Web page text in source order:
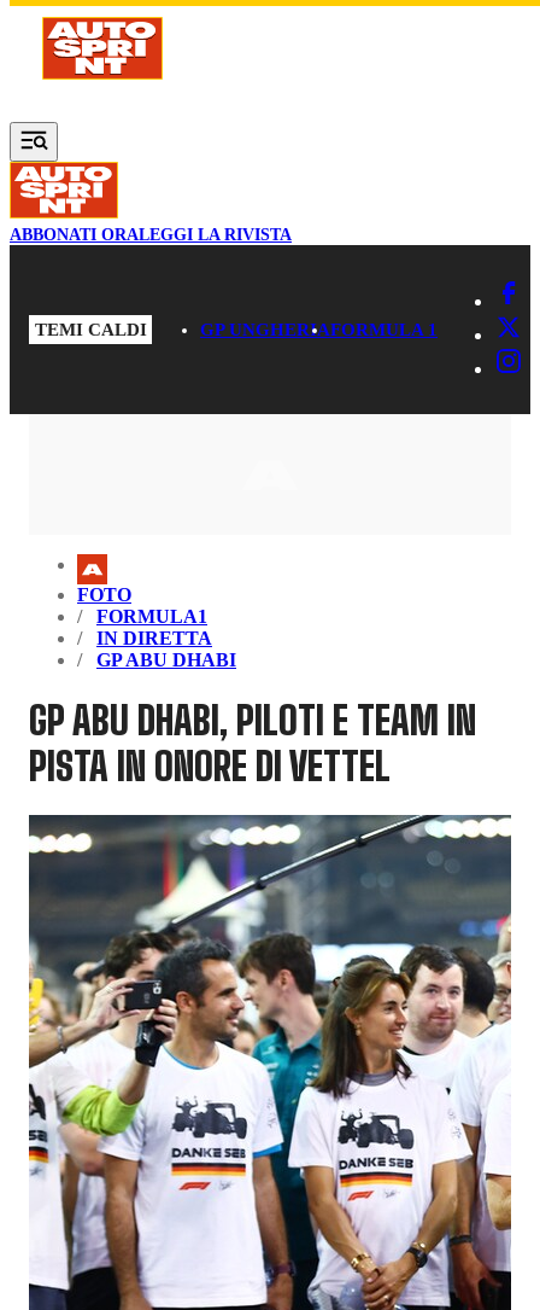
Vai al contenuto principale
ABBONATI ORALEGGI LA RIVISTA
TEMI CALDI GP UNGHERIAFORMULA 1
FOTO
FORMULA1
IN DIRETTA
GP ABU DHABI
GP ABU DHABI, PILOTI E TEAM IN
PISTA IN ONORE DI VETTEL